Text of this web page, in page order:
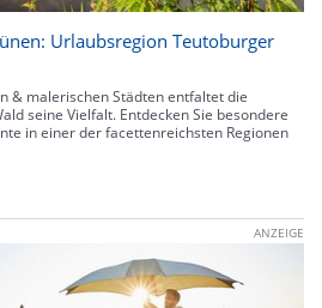
Urlaubsregion Teutoburger
& malerischen Städten entfaltet die
seine Vielfalt. Entdecken Sie besondere
in einer der facettenreichsten Regionen
ANZEIGE